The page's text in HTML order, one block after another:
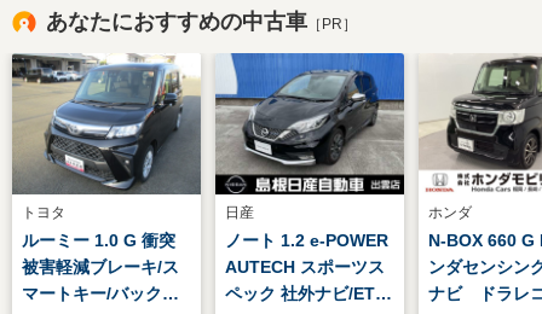
あなたにおすすめの中古車 ［PR］
トヨタ
ルーミー 1.0 G 衝突
被害軽減ブレーキ/ス
マートキー/バックモ
日産
ノート 1.2 e-POWER
AUTECH スポーツス
ペック 社外ナビ/ETC/
ホンダ
N-BOX 660 G
ンダセンシン
ナビ ドラ